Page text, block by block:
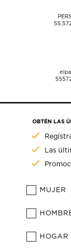
OBTÉN LAS
Las
MUJER
HOGAR